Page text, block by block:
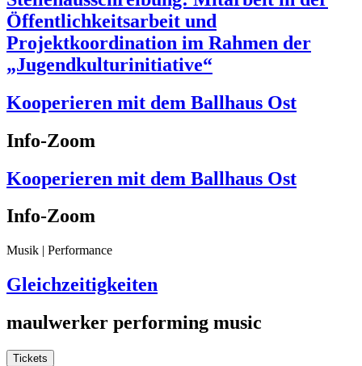
Öffentlichkeitsarbeit und
Projektkoordination im Rahmen der
„Jugendkulturinitiative“
Kooperieren mit dem Ballhaus Ost
Info-Zoom
Kooperieren mit dem Ballhaus Ost
Info-Zoom
Musik | Performance
Gleichzeitigkeiten
maulwerker performing music
Tickets